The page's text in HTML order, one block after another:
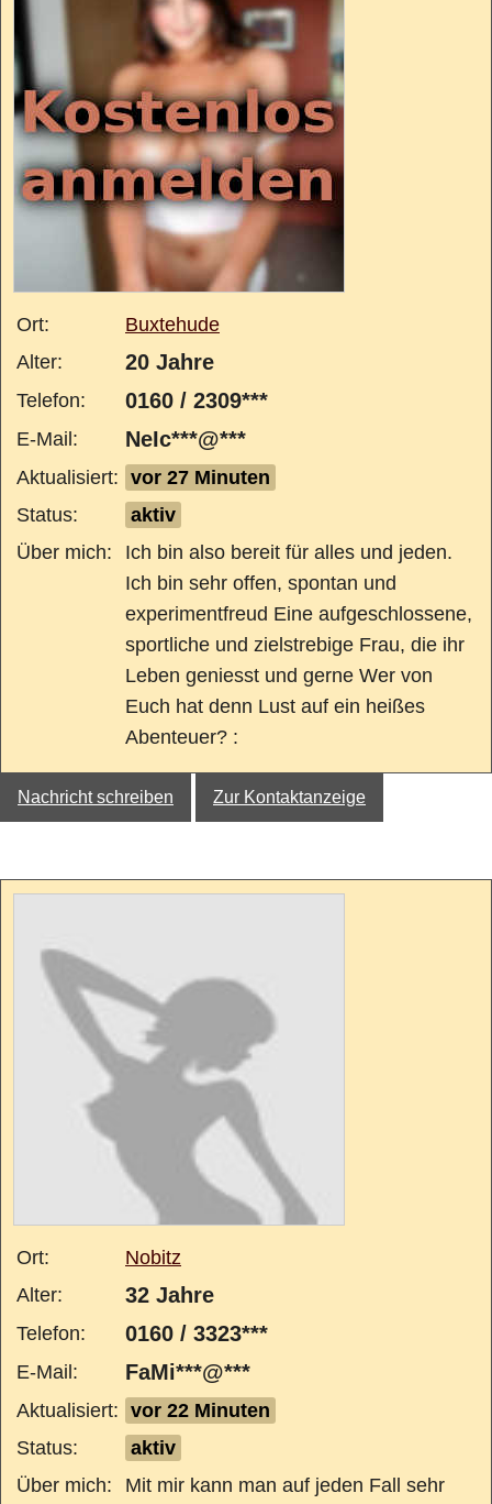
Ort:
Buxtehude
Alter:
20 Jahre
Telefon: 0160 / 2309***
E-Mail: NeIc***@***
Aktualisiert: vor 27 Minuten
Status:
aktiv
Über mich:
Ich bin also bereit für alles und jeden.
Ich bin sehr offen, spontan und
experimentfreud Eine aufgeschlossene,
sportliche und zielstrebige Frau, die ihr
Leben geniesst und gerne Wer von
Euch hat denn Lust auf ein heißes
Abenteuer? :
Nachricht schreiben Zur Kontaktanzeige
Ort:
Nobitz
Alter:
32 Jahre
Telefon: 0160 / 3323***
E-Mail: FaMi***@***
Aktualisiert: vor 22 Minuten
Status:
aktiv
Über mich:
Mit mir kann man auf jeden Fall sehr